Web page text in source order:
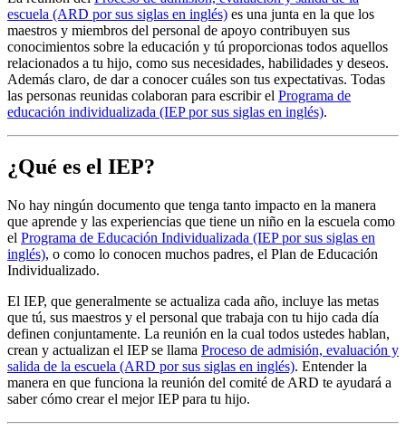
escuela (ARD por sus siglas en inglés) es una junta en la que los
maestros y miembros del personal de apoyo contribuyen sus
conocimientos sobre la educación y tú proporcionas todos aquellos
relacionados a tu hijo, como sus necesidades, habilidades y deseos.
Además claro, de dar a conocer cuáles son tus expectativas. Todas
las personas reunidas colaboran para escribir el Programa de
educación individualizada (IEP por sus siglas en inglés).
¿Qué es el IEP?
No hay ningún documento que tenga tanto impacto en la manera
que aprende y las experiencias que tiene un niño en la escuela como
el Programa de Educación Individualizada (IEP por sus siglas en
inglés), o como lo conocen muchos padres, el Plan de Educación
Individualizado.
El IEP, que generalmente se actualiza cada año, incluye las metas
que tú, sus maestros y el personal que trabaja con tu hijo cada día
definen conjuntamente. La reunión en la cual todos ustedes hablan,
crean y actualizan el IEP se llama Proceso de admisión, evaluación y
salida de la escuela (ARD por sus siglas en inglés). Entender la
manera en que funciona la reunión del comité de ARD te ayudará a
saber cómo crear el mejor IEP para tu hijo.